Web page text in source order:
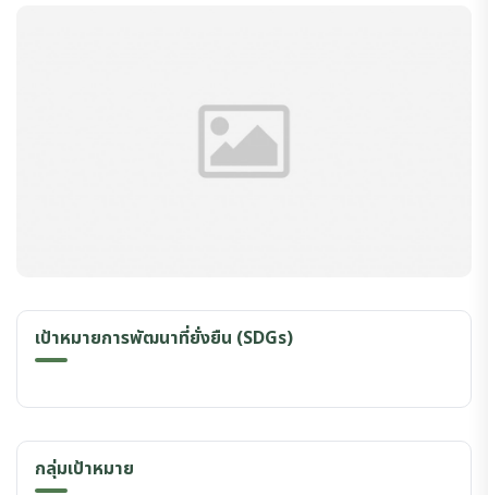
เป้าหมายการพัฒนาที่ยั่งยืน (SDGs)
กลุ่มเป้าหมาย